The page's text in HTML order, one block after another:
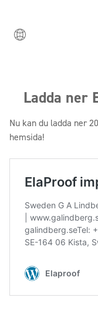
Ladda ner
Nu kan du ladda ner
hemsida!